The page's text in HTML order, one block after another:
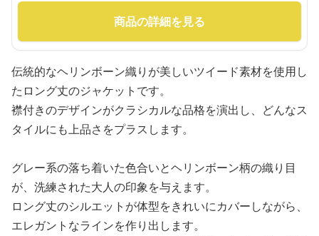
商品の詳細を見る
伝統的なヘリンボーン織りが美しいツイード素材を使用し
たロング丈のジャケットです。
襟付きのデザインがクラシカルな品格を演出し、どんなス
タイルにも上品さをプラスします。
グレー系の落ち着いた色合いとヘリンボーン柄の織り目
が、洗練された大人の印象を与えます。
ロング丈のシルエットが体型をきれいにカバーしながら、
エレガントなラインを作り出します。